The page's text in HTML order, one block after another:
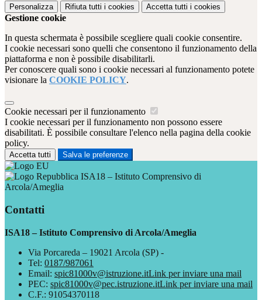
Personalizza Rifiuta tutti i cookies Accetta tutti i cookies
Gestione cookie
In questa schermata è possibile scegliere quali cookie consentire.
I cookie necessari sono quelli che consentono il funzionamento della
piattaforma e non è possibile disabilitarli.
Per conoscere quali sono i cookie necessari al funzionamento potete
visionare la COOKIE POLICY.
Cookie necessari per il funzionamento
I cookie necessari per il funzionamento non possono essere
disabilitati. È possibile consultare l'elenco nella pagina della cookie
policy.
Accetta tutti Salva le preferenze
ISA18 – Istituto Comprensivo di
Arcola/Ameglia
Contatti
ISA18 – Istituto Comprensivo di Arcola/Ameglia
Via Porcareda – 19021 Arcola (SP) -
Tel: 0187/987061
Email: spic81000v@istruzione.itLink per inviare una mail
PEC: spic81000v@pec.istruzione.itLink per inviare una mail
C.F.: 91054370118